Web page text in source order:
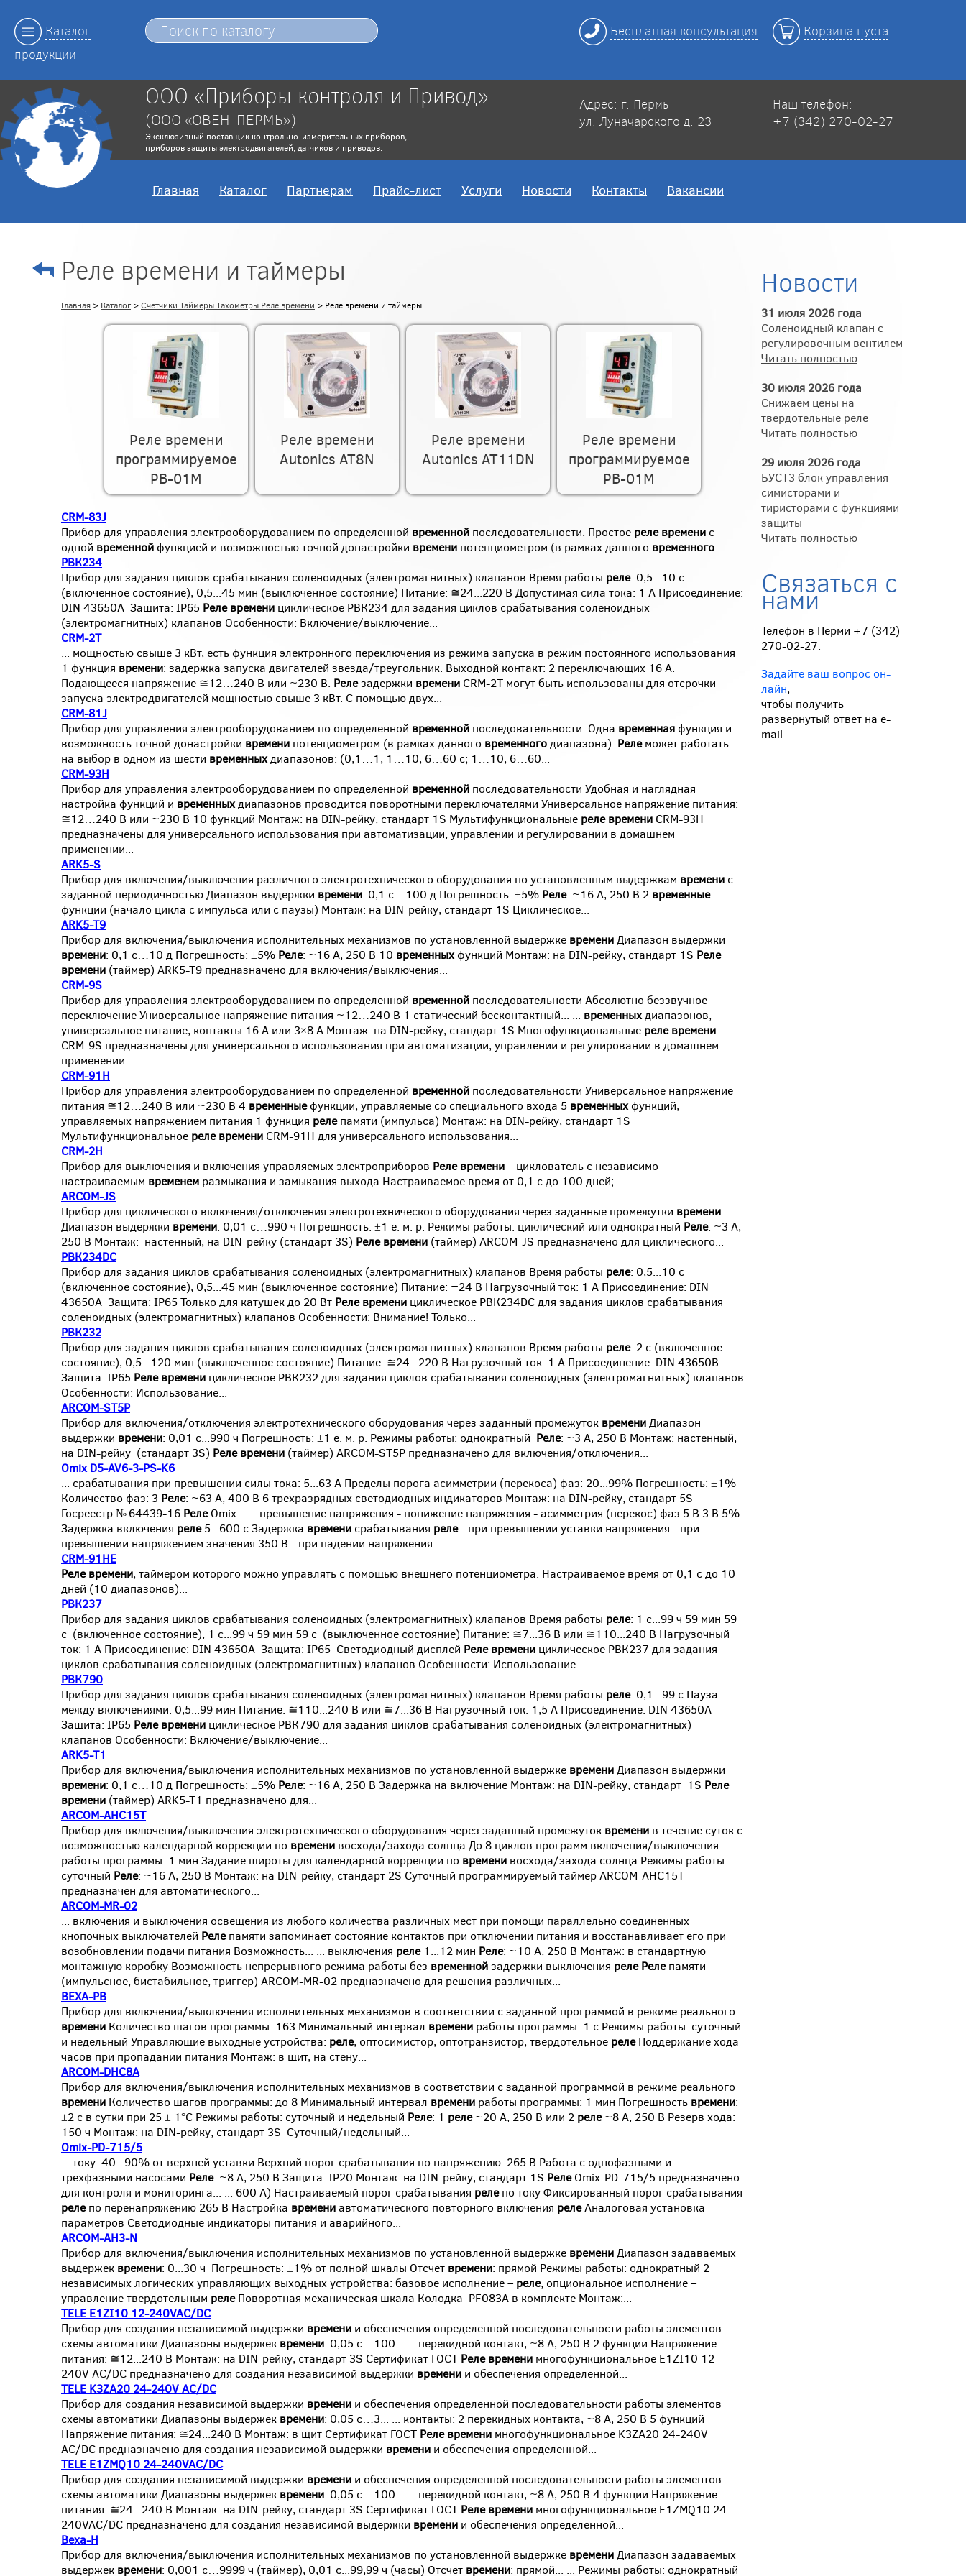
Каталог
продукции
Бесплатная консультация Корзина пуста
ООО «Приборы контроля и Привод»
(ООО «ОВЕН-ПЕРМЬ»)
Эксклюзивный поставщик контрольно-измерительных приборов,
приборов защиты электродвигателей, датчиков и приводов.
Адрес: г. Пермь
ул. Луначарского д. 23
Наш телефон:
+7 (342) 270-02-27
Главная Каталог Партнерам Прайс-лист Услуги Новости Контакты Вакансии
Реле времени и таймеры
Главная > Каталог >Счетчики Таймеры Тахометры Реле времени > Реле времени и таймеры
Реле времени
программируемое
РВ-01М
Реле времени
Autonics AT8N
Реле времени
Autonics AT11DN
Реле времени
программируемое
РВ-01М
CRM-83J
Прибор для управления электрооборудованием по определенной временной последовательности. Простое реле времени с
одной временной функцией и возможностью точной донастройки времени потенциометром (в рамках данного временного
РВК234
Прибор для задания циклов срабатывания соленоидных (электромагнитных) клапанов Время работы реле: 0,5...10 с
(включенное состояние), 0,5...45 мин (выключенное состояние) Питание: ≅24...220 В Допустимая сила тока: 1 А Присоединение:
DIN 43650A Защита: IP65 Реле времени циклическое РВК234 для задания циклов срабатывания соленоидных
(электромагнитных) клапанов Особенности: Включение/выключение...
CRM-2T
... мощностью свыше 3 кВт, есть функция электронного переключения из режима запуска в режим постоянного использования
1 функция времени: задержка запуска двигателей звезда/треугольник. Выходной контакт: 2 переключающих 16 A.
Подающееся напряжение ≅12…240 В или ~230 В. Релезадержки времени CRM-2T могут быть использованы для отсрочки
запуска электродвигателей мощностью свыше 3 кВт. С помощью двух...
CRM-81J
Прибор для управления электрооборудованием по определенной временной последовательности. Одна временная функция и
возможность точной донастройки времени потенциометром (в рамках данного временного диапазона). Релеможет работать
на выбор в одном из шести временныхдиапазонов: (0,1…1, 1…10, 6…60 с; 1…10, 6…60...
CRM-93H
Прибор для управления электрооборудованием по определенной временной последовательности Удобная и наглядная
настройка функций и временныхдиапазонов проводится поворотными переключателями Универсальное напряжение питания:
≅12…240 В или ~230 В 10 функций Монтаж: на DIN-рейку, стандарт 1S Мультифункциональные реле времени CRM-93H
предназначены для универсального использования при автоматизации, управлении и регулировании в домашнем
применении...
ARK5-S
Прибор для включения/выключения различного электротехнического оборудования по установленным выдержкам времени с
заданной периодичностью Диапазон выдержки времени: 0,1 с…100 д Погрешность: ±5% Реле: ~16 А, 250 В 2 временные
функции (начало цикла с импульса или с паузы) Монтаж: на DIN-рейку, стандарт 1S Циклическое...
ARK5-T9
Прибор для включения/выключения исполнительных механизмов по установленной выдержке времени Диапазон выдержки
времени: 0,1 с…10 д Погрешность: ±5% Реле: ~16 А, 250 В 10 временныхфункций Монтаж: на DIN-рейку, стандарт 1S Реле
времени (таймер) ARK5-T9 предназначено для включения/выключения...
CRM-9S
Прибор для управления электрооборудованием по определенной временной последовательности Абсолютно беззвучное
переключение Универсальное напряжение питания ~12…240 В 1 статический бесконтактный... ... временныхдиапазонов,
универсальное питание, контакты 16 A или 3×8 A Монтаж: на DIN-рейку, стандарт 1S Многофункциональные реле времени
CRM-9S предназначены для универсального использования при автоматизации, управлении и регулировании в домашнем
применении...
CRM-91H
Прибор для управления электрооборудованием по определенной временной последовательности Универсальное напряжение
питания ≅12…240 В или ~230 В 4 временныефункции, управляемые со специального входа 5 временныхфункций,
управляемых напряжением питания 1 функция релепамяти (импульса) Монтаж: на DIN-рейку, стандарт 1S
Мультифункциональное реле времени CRM-91H для универсального использования...
CRM-2H
Прибор для выключения и включения управляемых электроприборов Реле времени– циклователь с независимо
настраиваемым временем размыкания и замыкания выхода Настраиваемое время от 0,1 с до 100 дней;...
ARCOM-JS
Прибор для циклического включения/отключения электротехнического оборудования через заданные промежутки времени
Диапазон выдержки времени: 0,01 с…990 ч Погрешность: ±1 e. м. p. Режимы работы: циклический или однократный Реле: ~3 А,
250 В Монтаж: настенный, на DIN-рейку (стандарт 3S) Реле времени (таймер) ARCOM-JS предназначено для циклического...
РВК234DC
Прибор для задания циклов срабатывания соленоидных (электромагнитных) клапанов Время работы реле: 0,5...10 с
(включенное состояние), 0,5...45 мин (выключенное состояние) Питание: =24 В Нагрузочный ток: 1 А Присоединение: DIN
43650A Защита: IP65 Только для катушек до 20 Вт Реле времени циклическое РВК234DC для задания циклов срабатывания
соленоидных (электромагнитных) клапанов Особенности: Внимание! Только...
РВК232
Прибор для задания циклов срабатывания соленоидных (электромагнитных) клапанов Время работы реле: 2 с (включенное
состояние), 0,5...120 мин (выключенное состояние) Питание: ≅24...220 В Нагрузочный ток: 1 А Присоединение: DIN 43650B
Защита: IP65 Реле времени циклическое РВК232 для задания циклов срабатывания соленоидных (электромагнитных) клапанов
Особенности: Использование...
ARCOM-ST5P
Прибор для включения/отключения электротехнического оборудования через заданный промежуток времени Диапазон
выдержки времени: 0,01 с...990 ч Погрешность: ±1 e. м. p. Режимы работы: однократный Реле: ~3 А, 250 В Монтаж: настенный,
на DIN-рейку (стандарт 3S) Реле времени (таймер) ARCOM-ST5P предназначено для включения/отключения...
Omix D5-AV6-3-PS-K6
... срабатывания при превышении силы тока: 5...63 А Пределы порога асимметрии (перекоса) фаз: 20...99% Погрешность: ±1%
Количество фаз: 3 Реле: ~63 А, 400 В 6 трехразрядных светодиодных индикаторов Монтаж: на DIN-рейку, стандарт 5S
Госреестр № 64439-16 РелеOmix... ... превышение напряжения - понижение напряжения - асимметрия (перекос) фаз 5 В 3 В 5%
Задержка включения реле5...600 с Задержка времени срабатывания реле- при превышении уставки напряжения - при
превышении напряжением значения 350 В - при падении напряжения...
CRM-91HE
Реле времени, таймером которого можно управлять с помощью внешнего потенциометра. Настраиваемое время от 0,1 с до 10
дней (10 диапазонов)...
РВК237
Прибор для задания циклов срабатывания соленоидных (электромагнитных) клапанов Время работы реле: 1 с...99 ч 59 мин 59
с (включенное состояние), 1 с...99 ч 59 мин 59 с (выключенное состояние) Питание: ≅7...36 В или ≅110...240 В Нагрузочный
ток: 1 А Присоединение: DIN 43650A Защита: IP65 Светодиодный дисплей Реле времени циклическое РВК237 для задания
циклов срабатывания соленоидных (электромагнитных) клапанов Особенности: Использование...
РВК790
Прибор для задания циклов срабатывания соленоидных (электромагнитных) клапанов Время работы реле: 0,1...99 с Пауза
между включениями: 0,5...99 мин Питание: ≅110...240 В или ≅7...36 В Нагрузочный ток: 1,5 А Присоединение: DIN 43650A
Защита: IP65 Реле времени циклическое РВК790 для задания циклов срабатывания соленоидных (электромагнитных)
клапанов Особенности: Включение/выключение...
ARK5-T1
Прибор для включения/выключения исполнительных механизмов по установленной выдержке времени Диапазон выдержки
времени: 0,1 с…10 д Погрешность: ±5% Реле: ~16 А, 250 В Задержка на включение Монтаж: на DIN-рейку, стандарт 1S Реле
времени (таймер) ARK5-T1 предназначено для...
ARCOM-AHC15T
Прибор для включения/выключения электротехнического оборудования через заданный промежуток времени в течение суток с
возможностью календарной коррекции по времени восхода/захода солнца До 8 циклов программ включения/выключения ... ...
работы программы: 1 мин Задание широты для календарной коррекции по времени восхода/захода солнца Режимы работы:
суточный Реле: ~16 А, 250 В Монтаж: на DIN-рейку, стандарт 2S Суточный программируемый таймер ARCOM-AHC15T
предназначен для автоматического...
ARCOM-MR-02
... включения и выключения освещения из любого количества различных мест при помощи параллельно соединенных
кнопочных выключателей Релепамяти запоминает состояние контактов при отключении питания и восстанавливает его при
возобновлении подачи питания Возможность... ... выключения реле1...12 мин Реле: ~10 А, 250 В Монтаж: в стандартную
монтажную коробку Возможность непрерывного режима работы без временнойзадержки выключения реле Релепамяти
(импульсное, бистабильное, триггер) ARCOM-MR-02 предназначено для решения различных...
ВЕХА-РВ
Прибор для включения/выключения исполнительных механизмов в соответствии с заданной программой в режиме реального
времени Количество шагов программы: 163 Минимальный интервал времени работы программы: 1 с Режимы работы: суточный
и недельный Управляющие выходные устройства: реле, оптосимистор, оптотранзистор, твердотельное релеПоддержание хода
часов при пропадании питания Монтаж: в щит, на стену...
ARCOM-DHC8A
Прибор для включения/выключения исполнительных механизмов в соответствии с заданной программой в режиме реального
времени Количество шагов программы: до 8 Минимальный интервал времени работы программы: 1 мин Погрешность времени:
±2 с в сутки при 25 ± 1°С Режимы работы: суточный и недельный Реле: 1 реле~20 А, 250 В или 2 реле~8 А, 250 В Резерв хода:
150 ч Монтаж: на DIN-рейку, стандарт 3S Суточный/недельный...
Omix-PD-715/5
... току: 40...90% от верхней уставки Верхний порог срабатывания по напряжению: 265 В Работа с однофазными и
трехфазными насосами Реле: ~8 А, 250 В Защита: IP20 Монтаж: на DIN-рейку, стандарт 1S РелеOmix-PD-715/5 предназначено
для контроля и мониторинга... ... 600 А) Настраиваемый порог срабатывания релепо току Фиксированный порог срабатывания
релепо перенапряжению 265 В Настройка времениавтоматического повторного включения релеАналоговая установка
параметров Светодиодные индикаторы питания и аварийного...
ARCOM-AH3-N
Прибор для включения/выключения исполнительных механизмов по установленной выдержке времени Диапазон задаваемых
выдержек времени: 0...30 ч Погрешность: ±1% от полной шкалы Отсчет времени: прямой Режимы работы: однократный 2
независимых логических управляющих выходных устройства: базовое исполнение – реле, опциональное исполнение –
управление твердотельным релеПоворотная механическая шкала Колодка PF083A в комплекте Монтаж:...
TELE E1ZI10 12-240VAC/DC
Прибор для создания независимой выдержки времени и обеспечения определенной последовательности работы элементов
схемы автоматики Диапазоны выдержек времени: 0,05 с…100... ... перекидной контакт, ~8 А, 250 В 2 функции Напряжение
питания: ≅12...240 В Монтаж: на DIN-рейку, стандарт 3S Сертификат ГОСТ Реле времени многофункциональное E1ZI10 12-
240V AC/DC предназначено для создания независимой выдержки времени и обеспечения определенной...
TELE K3ZA20 24-240V AC/DC
Прибор для создания независимой выдержки времени и обеспечения определенной последовательности работы элементов
схемы автоматики Диапазоны выдержек времени: 0,05 с…3... ... контакты: 2 перекидных контакта, ~8 А, 250 В 5 функций
Напряжение питания: ≅24...240 В Монтаж: в щит Сертификат ГОСТ Реле времени многофункциональное K3ZA20 24-240V
AC/DC предназначено для создания независимой выдержки времени и обеспечения определенной...
TELE E1ZMQ10 24-240VAC/DC
Прибор для создания независимой выдержки времени и обеспечения определенной последовательности работы элементов
схемы автоматики Диапазоны выдержек времени: 0,05 с…100... ... перекидной контакт, ~8 А, 250 В 4 функции Напряжение
питания: ≅24...240 В Монтаж: на DIN-рейку, стандарт 3S Сертификат ГОСТ Реле времени многофункциональное E1ZMQ10 24-
240VAC/DC предназначено для создания независимой выдержки времени и обеспечения определенной...
Веха-Н
Прибор для включения/выключения исполнительных механизмов по установленной выдержке времени Диапазон задаваемых
выдержек времени: 0,001 с…9999 ч (таймер), 0,01 с...99,99 ч (часы) Отсчет времени: прямой... ... Режимы работы: однократный
Новости
31 июля 2026 года
Соленоидный клапан с
регулировочным вентилем
Читать полностью
30 июля 2026 года
Снижаем цены на
твердотельные реле
Читать полностью
29 июля 2026 года
БУСТ3 блок управления
симисторами и
тиристорами с функциями
защиты
Читать полностью
Связаться с
нами
Телефон в Перми +7 (342)
270-02-27.
Задайте ваш вопрос он-
лайн,
чтобы получить
развернутый ответ на e-
mail